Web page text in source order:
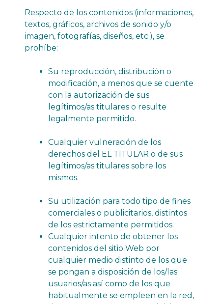
Respecto de los contenidos (informaciones,
textos, gráficos, archivos de sonido y/o
imagen, fotografías, diseños, etc.), se
prohíbe:
Su reproducción, distribución o
modificación, a menos que se cuente
con la autorización de sus
legítimos/as titulares o resulte
legalmente permitido.
Cualquier vulneración de los
derechos del EL TITULAR o de sus
legítimos/as titulares sobre los
mismos.
Su utilización para todo tipo de fines
comerciales o publicitarios, distintos
de los estrictamente permitidos.
Cualquier intento de obtener los
contenidos del sitio Web por
cualquier medio distinto de los que
se pongan a disposición de los/las
usuarios/as así como de los que
habitualmente se empleen en la red,